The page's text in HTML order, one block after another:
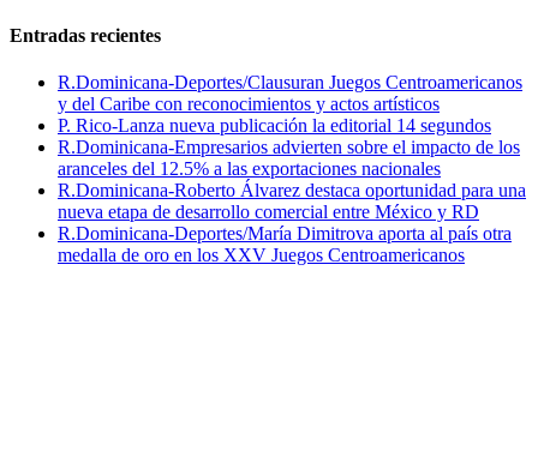
Entradas recientes
R.Dominicana-Deportes/Clausuran Juegos Centroamericanos
y del Caribe con reconocimientos y actos artísticos
P. Rico-Lanza nueva publicación la editorial 14 segundos
R.Dominicana-Empresarios advierten sobre el impacto de los
aranceles del 12.5% a las exportaciones nacionales
R.Dominicana-Roberto Álvarez destaca oportunidad para una
nueva etapa de desarrollo comercial entre México y RD
R.Dominicana-Deportes/María Dimitrova aporta al país otra
medalla de oro en los XXV Juegos Centroamericanos